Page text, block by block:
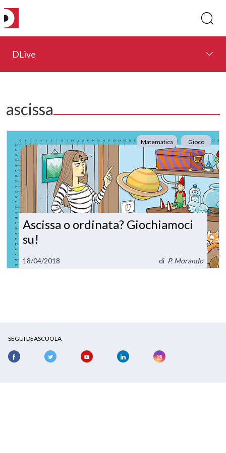
DLive
ascissa
Matematica Gioco
Ascissa o ordinata? Giochiamoci
su!
18/04/2018 di P. Morando
SEGUI DEASCUOLA